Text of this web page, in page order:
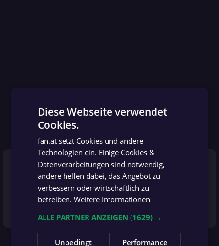
84'
Wechsel
Trainer Brian Priske nimmt seinen vierten Wechsel vor: Kevin
Prince Milla ersetzt Patrik Vydra.
Diese Webseite verwendet
Cookies.
fan.at setzt Cookies und andere
Technologien ein. Einige Cookies &
Datenverarbeitungen sind notwendig,
andere helfen dabei, das Angebot zu
verbessern oder wirtschaftlich zu
betreiben.Weitere Informationen
ALLE PARTNER ANZEIGEN(1629) →
Unbedingt
Performance